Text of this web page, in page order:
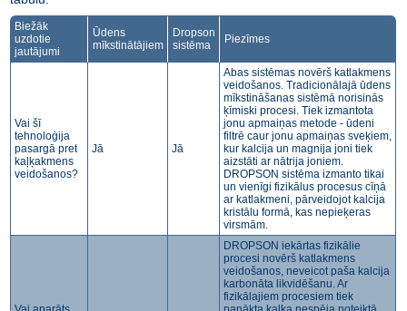
Biežāk
uzdotie
jautājumi
Ūdens
mīkstinātājiem
Dropson
sistēma
Piezīmes
Vai šī
tehnoloģija
pasargā pret
kaļķakmens
veidošanos?
Jā Jā
Abas sistēmas novērš katlakmens
veidošanos. Tradicionālajā ūdens
mīkstināšanas sistēmā norisinās
ķīmiski procesi. Tiek izmantota
jonu apmaiņas metode - ūdeni
filtrē caur jonu apmaiņas sveķiem,
kur kalcija un magnija joni tiek
aizstāti ar nātrija joniem.
DROPSON sistēma izmanto tikai
un vienīgi fizikālus procesus cīņā
ar katlakmeni, pārveidojot kalcija
kristālu formā, kas nepieķeras
virsmām.
DROPSON iekārtas fizikālie
procesi novērš katlakmens
veidošanos, neveicot paša kalcija
karbonāta likvidēšanu. Ar
fizikālajiem procesiem tiek